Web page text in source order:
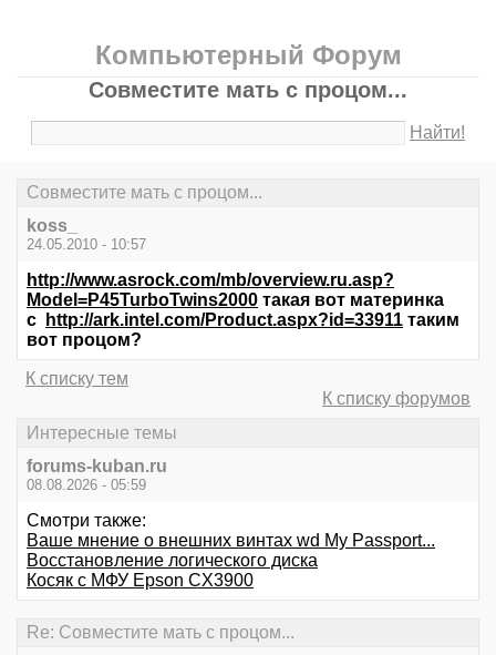
Компьютерный Форум
Совместите мать с процом...
Найти!
Совместите мать с процом...
koss_
24.05.2010 - 10:57
http://www.asrock.com/mb/overview.ru.asp?
Model=P45TurboTwins2000 такая вот материнка
с
http://ark.intel.com/Product.aspx?id=33911 таким
вот процом?
К списку тем
К списку форумов
Интересные темы
forums-kuban.ru
08.08.2026 - 05:59
Смотри также:
Ваше мнение о внешних винтах wd My Passport...
Восстановление логического диска
Косяк с МФУ Epson CX3900
Re: Совместите мать с процом...